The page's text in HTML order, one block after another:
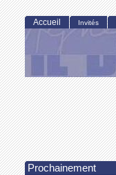
Accueil Invités
Prochainement